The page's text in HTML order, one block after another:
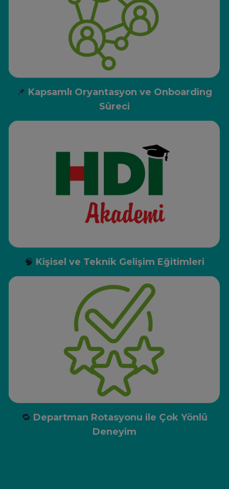
📌 Kapsamlı Oryantasyon ve Onboarding
Süreci
🧠 Kişisel ve Teknik Gelişim Eğitimleri
🔁 Departman Rotasyonu ile Çok Yönlü
Deneyim